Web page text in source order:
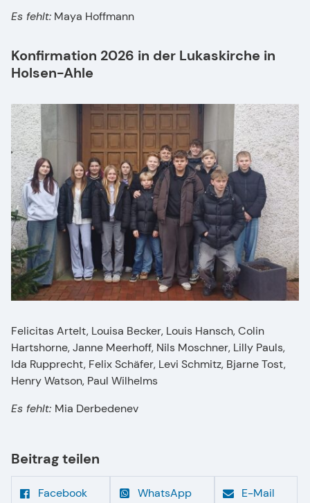
Es fehlt: Maya Hoffmann
Konfirmation 2026 in der Lukaskirche in
Holsen-Ahle
Felicitas Artelt, Louisa Becker, Louis Hansch, Colin
Hartshorne, Janne Meerhoff, Nils Moschner, Lilly Pauls,
Ida Rupprecht, Felix Schäfer, Levi Schmitz, Bjarne Tost,
Henry Watson, Paul Wilhelms
Es fehlt: Mia Derbedenev
Beitrag teilen
Facebook WhatsApp E-Mail